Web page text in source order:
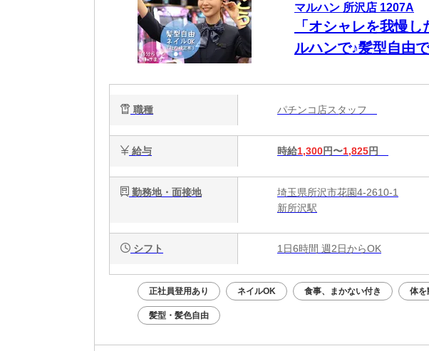
マルハン 所沢店 1207A
「オシャレを我慢
ルハンで♪髪型自由
職種 パチンコ店スタッフ
給与 時給1,300円〜1,825円
勤務地・面接地
埼玉県所沢市花園4-2610-1
新所沢駅
シフト 1日6時間 週2日からOK
正社員登用あり ネイルOK 食事、まかない付き 体を
髪型・髪色自由